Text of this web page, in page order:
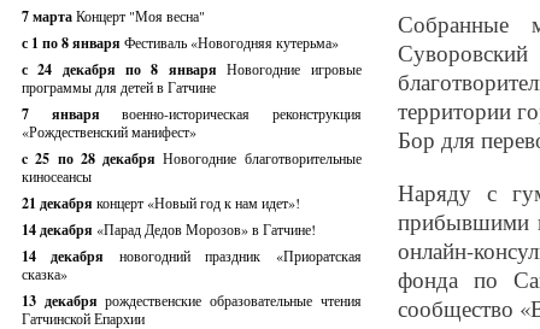
7 мартаКонцерт "Моя весна"
с 1 по 8 января Фестиваль «Новогодняя кутерьма»
с 24 декабря по 8 январяНовогодние игровые
программы для детей в Гатчине
7 январявоенно-историческая реконструкция
«Рождественский манифест»
c 25 по 28 декабряНовогодние благотворительные
киносеансы
21 декабря концерт «Новый год к нам идет»!
14 декабря «Парад Дедов Морозов» в Гатчине!
14 декабря новогодний праздник «Приоратская
сказка»
13 декабрярождественские образовательные чтения
Гатчинской Епархии
Собранные
территории
Бор для
Наряду с
прибывшими
онлайн-
фонда по
сообщество